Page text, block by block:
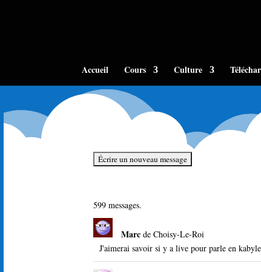
Accueil Cours Culture
599 messages.
Marcde Choisy-Le-Roi
J'aimerai savoir si y a live pour parle en